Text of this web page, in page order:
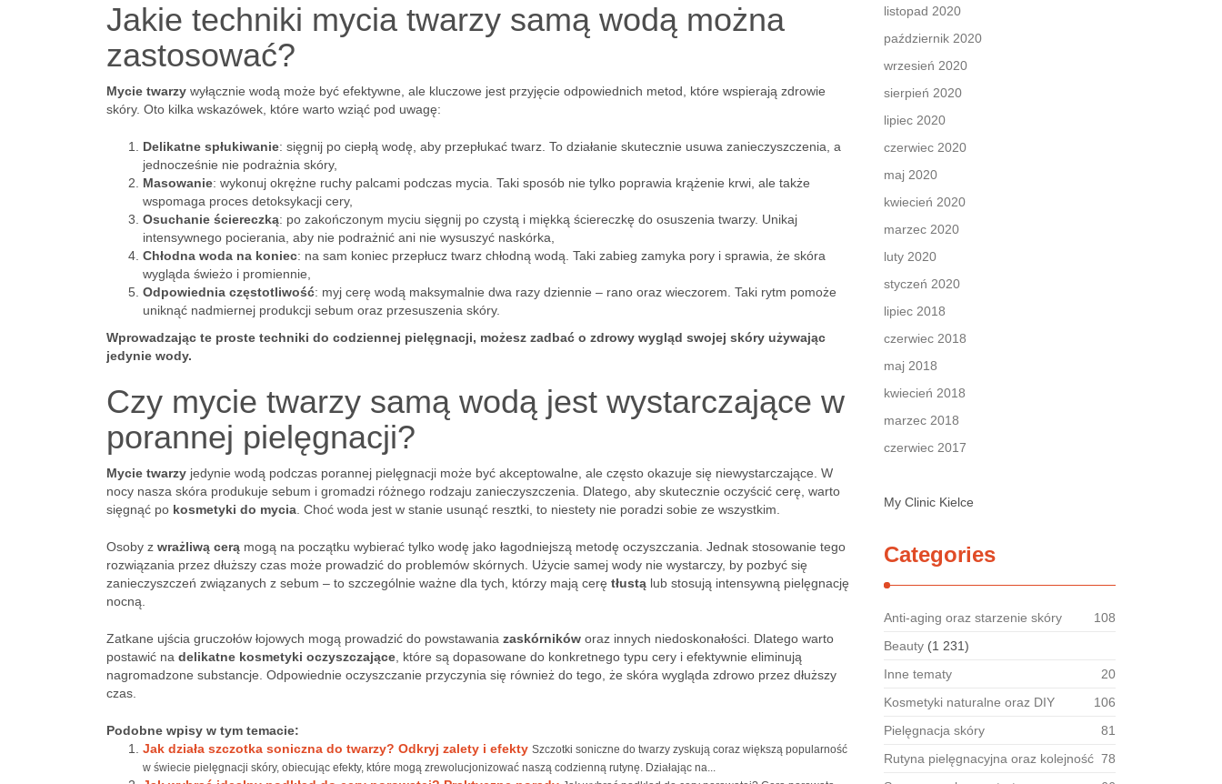
Jakie techniki mycia twarzy samą wodą można
zastosować?
Mycie twarzy wyłącznie wodą może być efektywne, ale kluczowe jest przyjęcie odpowiednich metod, które wspierają zdrowie
skóry. Oto kilka wskazówek, które warto wziąć pod uwagę:
Delikatne spłukiwanie: sięgnij po ciepłą wodę, aby przepłukać twarz. To działanie skutecznie usuwa zanieczyszczenia, a
jednocześnie nie podrażnia skóry,
Masowanie: wykonuj okrężne ruchy palcami podczas mycia. Taki sposób nie tylko poprawia krążenie krwi, ale także
wspomaga proces detoksykacji cery,
Osuchanie ściereczką: po zakończonym myciu sięgnij po czystą i miękką ściereczkę do osuszenia twarzy. Unikaj
intensywnego pocierania, aby nie podrażnić ani nie wysuszyć naskórka,
Chłodna woda na koniec: na sam koniec przepłucz twarz chłodną wodą. Taki zabieg zamyka pory i sprawia, że skóra
wygląda świeżo i promiennie,
Odpowiednia częstotliwość: myj cerę wodą maksymalnie dwa razy dziennie – rano oraz wieczorem. Taki rytm pomoże
uniknąć nadmiernej produkcji sebum oraz przesuszenia skóry.
Wprowadzając te proste techniki do codziennej pielęgnacji, możesz zadbać o zdrowy wygląd swojej skóry używając
jedynie wody.
Czy mycie twarzy samą wodą jest wystarczające w
porannej pielęgnacji?
Mycie twarzy jedynie wodą podczas porannej pielęgnacji może być akceptowalne, ale często okazuje się niewystarczające. W
nocy nasza skóra produkuje sebum i gromadzi różnego rodzaju zanieczyszczenia. Dlatego, aby skutecznie oczyścić cerę, warto
sięgnąć po kosmetyki do mycia . Choć woda jest w stanie usunąć resztki, to niestety nie poradzi sobie ze wszystkim.
Osoby z wrażliwą cerą mogą na początku wybierać tylko wodę jako łagodniejszą metodę oczyszczania. Jednak stosowanie tego
rozwiązania przez dłuższy czas może prowadzić do problemów skórnych. Użycie samej wody nie wystarczy, by pozbyć się
zanieczyszczeń związanych z sebum – to szczególnie ważne dla tych, którzy mają cerę tłustą lub stosują intensywną pielęgnację
nocną.
Zatkane ujścia gruczołów łojowych mogą prowadzić do powstawania zaskórników oraz innych niedoskonałości. Dlatego warto
postawić na delikatne kosmetyki oczyszczające , które są dopasowane do konkretnego typu cery i efektywnie eliminują
nagromadzone substancje. Odpowiednie oczyszczanie przyczynia się również do tego, że skóra wygląda zdrowo przez dłuższy
czas.
Podobne wpisy w tym temacie:
Jak działa szczotka soniczna do twarzy? Odkryj zalety i efekty Szczotki soniczne do twarzy zyskują coraz większą popularność
w świecie pielęgnacji skóry, obiecując efekty, które mogą zrewolucjonizować naszą codzienną rutynę. Działając na...
listopad 2020
październik 2020
wrzesień 2020
sierpień 2020
lipiec 2020
czerwiec 2020
maj 2020
kwiecień 2020
marzec 2020
luty 2020
styczeń 2020
lipiec 2018
czerwiec 2018
maj 2018
kwiecień 2018
marzec 2018
czerwiec 2017
My Clinic Kielce
Categories
Anti-aging oraz starzenie skóry
108
Beauty (1 231)
Inne tematy
20
Kosmetyki naturalne oraz DIY
106
Pielęgnacja skóry
81
Rutyna pielęgnacyjna oraz kolejność 78